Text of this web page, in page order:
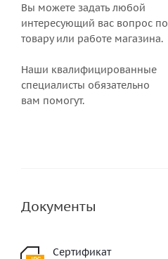
Вы можете задать любой
интересующий вас вопрос по
товару или работе магазина.
Наши квалифицированные
специалисты обязательно
вам помогут.
Документы
Сертификат